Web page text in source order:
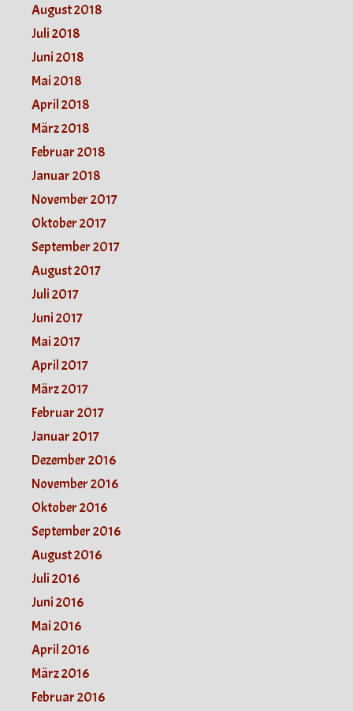
August 2018
Juli 2018
Juni 2018
Mai 2018
April 2018
März 2018
Februar 2018
Januar 2018
November 2017
Oktober 2017
September 2017
August 2017
Juli 2017
Juni 2017
Mai 2017
April 2017
März 2017
Februar 2017
Januar 2017
Dezember 2016
November 2016
Oktober 2016
September 2016
August 2016
Juli 2016
Juni 2016
Mai 2016
April 2016
März 2016
Februar 2016